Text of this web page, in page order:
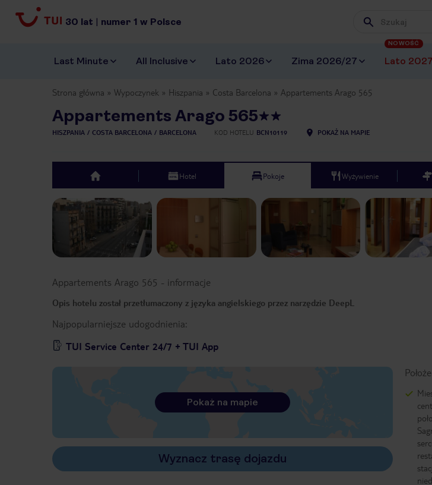
30 lat | numer 1 w Polsce Wpisz frazę,
Last Minute All Inclusive Lato 2026 Zima 2026/27 Lato 2027
NOWOŚĆ
Strona główna Wypoczynek Hiszpania Costa Barcelona Appartements Arago 565
Appartements Arago 565
HISZPANIA COSTA BARCELONA BARCELONA KOD HOTELU BCN10119 POKAŻ NA MAPIE
top Hotel Pokoje Wyżywienie
Previous slide
Appartements Arago 565 - informacje
Opis hotelu został przetłumaczony z języka angielskiego przez narzędzie DeepL
Najpopularniejsze udogodnienia:
TUI Service Center 24/7 + TUI App
Pokaż na mapie
Wyznacz trasę dojazdu